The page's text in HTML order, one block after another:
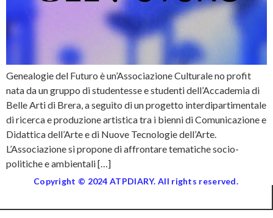
Genealogie del Futuro è un’Associazione Culturale no profit
nata da un gruppo di studentesse e studenti dell’Accademia di
Belle Arti di Brera, a seguito di un progetto interdipartimentale
di ricerca e produzione artistica tra i bienni di Comunicazione e
Didattica dell’Arte e di Nuove Tecnologie dell’Arte.
L’Associazione si propone di affrontare tematiche socio-
politiche e ambientali […]
Copyright © 2024 ATPDIARY. All rights reserved.